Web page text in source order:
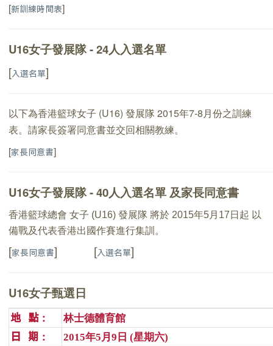
[新訓練時間表]
U16女子發展隊 - 24人入選名單
[入選名單]
以下為香港籃球女子 (U16) 發展隊 2015年7-8月份之訓練
表。請家長簽署同意書並交回相關教練。
[家長同意書]
U16女子發展隊 - 40人入選名單 及家長同意書
香港籃球總會 女子 (U16) 發展隊 將於 2015年5月17日起 以
備戰及代表香港出國作賽進行集訓。
[家長同意書] [入選名單]
U16女子甄選日
地 點： 林士德體育館
日 期： 2015年5月9日 (星期六)